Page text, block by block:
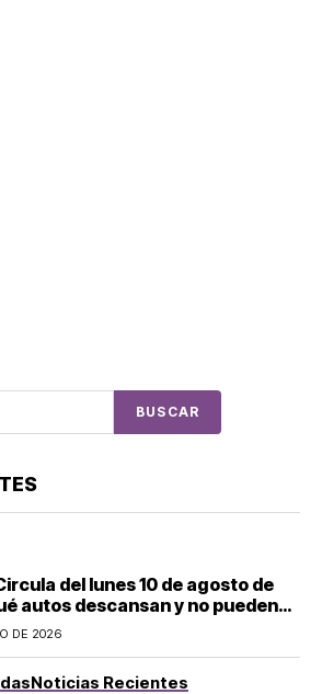
BUSCAR
del lunes 10 de agosto de
autos descansan y no pueden
y el Estado de México; estos
DE 2026
Noticias Recientes